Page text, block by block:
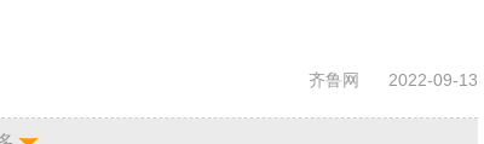
齐鲁网 2022-09-13